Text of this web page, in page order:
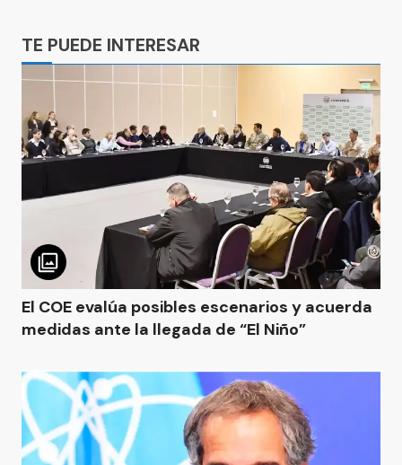
TE PUEDE INTERESAR
El COE evalúa posibles escenarios y acuerda
medidas ante la llegada de “El Niño”